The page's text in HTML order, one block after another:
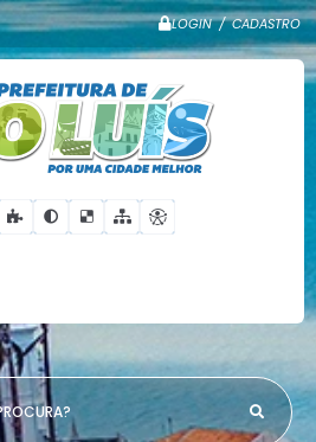
LOGIN / CADASTRO